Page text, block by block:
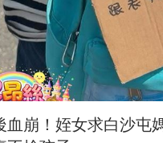
血崩！姪女求白沙屯